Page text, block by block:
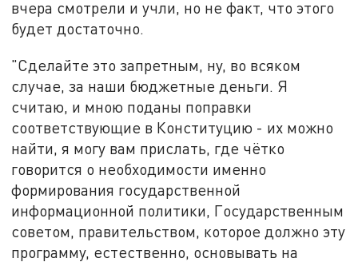
вчера смотрели и учли, но не факт, что этого
будет достаточно.
"Сделайте это запретным, ну, во всяком
случае, за наши бюджетные деньги. Я
считаю, и мною поданы поправки
соответствующие в Конституцию - их можно
найти, я могу вам прислать, где чётко
говорится о необходимости именно
формирования государственной
информационной политики, Государственным
советом, правительством, которое должно эту
программу, естественно, основывать на